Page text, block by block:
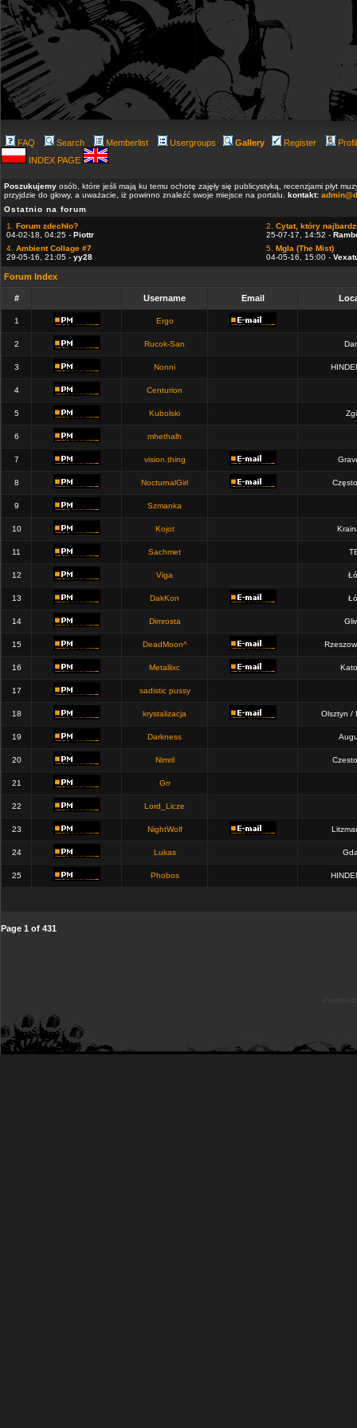
FAQ Search Memberlist Usergroups Gallery Register
INDEX PAGE
Poszukujemy osób, które jeśli mają ku temu ochotę zajęły się publicystyką, recenzjami płyt
przyjdzie do głowy, a uważacie, iż powinno znaleźć swoje miejsce na portalu. kontakt:
Ostatnio na forum
1. Forum zdechło?
04-02-18, 04:25 - Piottr
2. Cytat, który
25-07-17, 14:52 -
4. Ambient Collage #7
29-05-16, 21:05 - yy28
5. Mgla (The Mist)
04-05-16, 15:00 -
Forum Index
# Username Email
1 Ergo
2 Rucok-San
3 Nonni
4 Centurion
5 Kubolski
6 mhethalh
7 vision.thing
8 NocturnalGirl
9 Szmanka
10 Kojot
11 Sachmet
12 Viga
13 DakKon
14 Dimrosta
15 DeadMoon^
16 Metallixc
17 sadistic pussy
18 krystalizacja Olsztyn /
19 Darkness
20 Nimril
21 Grr
22 Lord_Licze
23 NightWolf
24 Lukas
25 Phobos
Page 1 of 431